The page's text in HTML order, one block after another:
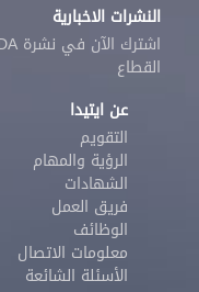
النشرات الاخبارية
القطاع
عن ايتيدا
التقويم
الرؤية والمهام
الشهادات
فريق العمل
الوظائف
معلومات الاتصال
الأسئلة الشائعة